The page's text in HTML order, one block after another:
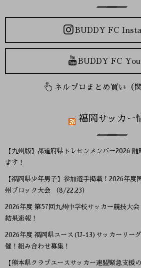
BUDDY FC
BUDDY FC
ネルプロまとめ買い（
福岡サッカー
【九州版】都道府県トレセンメンバー2026
ます！
【福岡県少年男子】参加選手掲載！2026年度
州ブロック大会 （8/22,23）
2026年度 第57回九州中学校サッカー競技大
結果速報！
2026年度 福岡県ユース(U-13)サッカーリー
催！組み合わせ募集！
【熊本県クラブユースサッカー連盟緊急支援